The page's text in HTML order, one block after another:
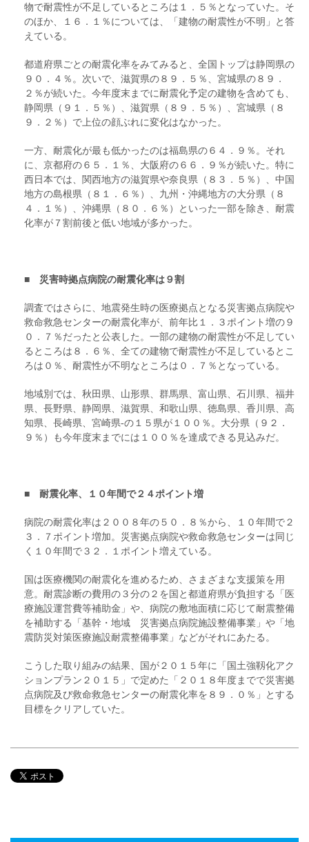
物で耐震性が不足しているところは１．５％となっていた。そ
のほか、１６．１％については、「建物の耐震性が不明」と答
えている。
都道府県ごとの耐震化率をみてみると、全国トップは静岡県の
９０．４％。次いで、滋賀県の８９．５％、宮城県の８９．
２％が続いた。今年度末までに耐震化予定の建物を含めても、
静岡県（９１．５％）、滋賀県（８９．５％）、宮城県（８
９．２％）で上位の顔ぶれに変化はなかった。
一方、耐震化が最も低かったのは福島県の６４．９％。それ
に、京都府の６５．１％、大阪府の６６．９％が続いた。特に
西日本では、関西地方の滋賀県や奈良県（８３．５％）、中国
地方の島根県（８１．６％）、九州・沖縄地方の大分県（８
４．１％）、沖縄県（８０．６％）といった一部を除き、耐震
化率が７割前後と低い地域が多かった。
■ 災害時拠点病院の耐震化率は９割
調査ではさらに、地震発生時の医療拠点となる災害拠点病院や
救命救急センターの耐震化率が、前年比１．３ポイント増の９
０．７％だったと公表した。一部の建物の耐震性が不足してい
るところは８．６％、全ての建物で耐震性が不足しているとこ
ろは０％、耐震性が不明なところは０．７％となっている。
地域別では、秋田県、山形県、群馬県、富山県、石川県、福井
県、長野県、静岡県、滋賀県、和歌山県、徳島県、香川県、高
知県、長崎県、宮崎県‐の１５県が１００％。大分県（９２．
９％）も今年度末までには１００％を達成できる見込みだ。
■ 耐震化率、１０年間で２４ポイント増
病院の耐震化率は２００８年の５０．８％から、１０年間で２
３．７ポイント増加。災害拠点病院や救命救急センターは同じ
く１０年間で３２．１ポイント増えている。
国は医療機関の耐震化を進めるため、さまざまな支援策を用
意。耐震診断の費用の３分の２を国と都道府県が負担する「医
療施設運営費等補助金」や、病院の敷地面積に応じて耐震整備
を補助する「基幹・地域 災害拠点病院施設整備事業」や「地
震防災対策医療施設耐震整備事業」などがそれにあたる。
こうした取り組みの結果、国が２０１５年に「国土強靱化アク
ションプラン２０１５」で定めた「２０１８年度までで災害拠
点病院及び救命救急センターの耐震化率を８９．０％」とする
目標をクリアしていた。